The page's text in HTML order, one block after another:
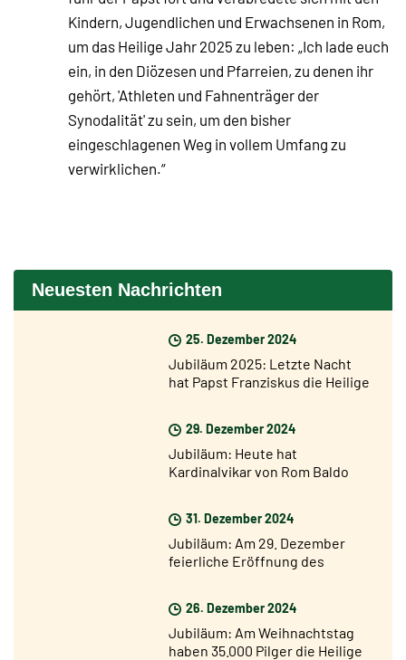
Kindern, Jugendlichen und Erwachsenen in Rom,
um das Heilige Jahr 2025 zu leben: „Ich lade euch
ein, in den Diözesen und Pfarreien, zu denen ihr
gehört, 'Athleten und Fahnenträger der
Synodalität' zu sein, um den bisher
eingeschlagenen Weg in vollem Umfang zu
verwirklichen.“
Neuesten Nachrichten
25. Dezember 2024
Jubiläum 2025: Letzte Nacht
hat Papst Franziskus die Heilige
29. Dezember 2024
Jubiläum: Heute hat
Kardinalvikar von Rom Baldo
31. Dezember 2024
Jubiläum: Am 29. Dezember
feierliche Eröffnung des
26. Dezember 2024
Jubiläum: Am Weihnachtstag
haben 35.000 Pilger die Heilige